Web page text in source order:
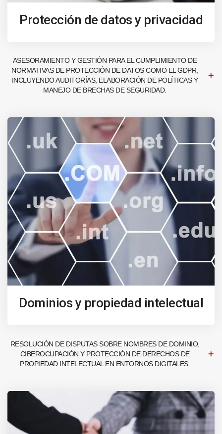
Protección de datos y privacidad
ASESORAMIENTO Y GESTIÓN PARA EL CUMPLIMIENTO DE
NORMATIVAS DE PROTECCIÓN DE DATOS COMO EL GDPR,
INCLUYENDO AUDITORÍAS, ELABORACIÓN DE POLÍTICAS Y
MANEJO DE BRECHAS DE SEGURIDAD.
Dominios y propiedad intelectual
RESOLUCIÓN DE DISPUTAS SOBRE NOMBRES DE DOMINIO,
CIBEROCUPACIÓN Y PROTECCIÓN DE DERECHOS DE
PROPIEDAD INTELECTUAL EN ENTORNOS DIGITALES.